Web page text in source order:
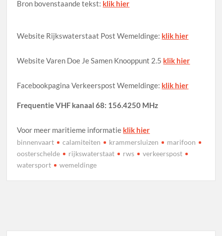
Bron bovenstaande tekst: klik hier
Website Rijkswaterstaat Post Wemeldinge: klik hier
Website Varen Doe Je Samen Knooppunt 2.5 klik hier
Facebookpagina Verkeerspost Wemeldinge: klik hier
Frequentie VHF kanaal 68: 156.4250 MHz
Voor meer maritieme informatie klik hier
binnenvaart calamiteiten krammersluizen
marifoon
oosterschelde
rijkswaterstaat rws
verkeerspost
watersport
wemeldinge